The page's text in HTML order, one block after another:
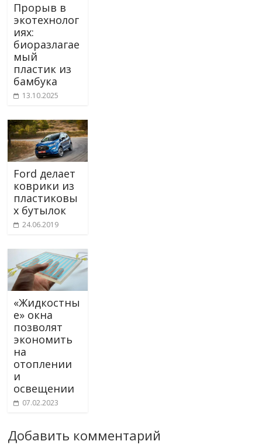
Прорыв в
экотехнолог
иях:
биоразлагае
мый
пластик из
бамбука
13.10.2025
Ford делает
коврики из
пластиковы
х бутылок
24.06.2019
«Жидкостны
е» окна
позволят
экономить
на
отоплении
и
освещении
07.02.2023
Добавить комментарий